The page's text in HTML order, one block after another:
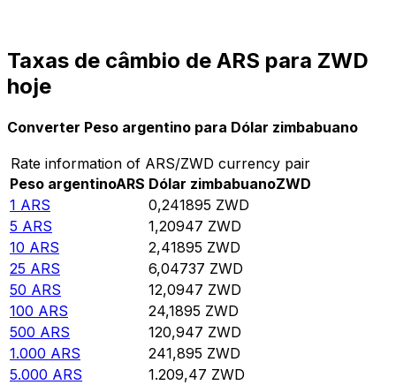
Taxas de câmbio de ARS para ZWD
hoje
Converter Peso argentino para Dólar zimbabuano
Rate information of ARS/ZWD currency pair
Peso argentinoARS Dólar zimbabuanoZWD
1 ARS 0,241895 ZWD
5 ARS 1,20947 ZWD
10 ARS 2,41895 ZWD
25 ARS 6,04737 ZWD
50 ARS 12,0947 ZWD
100 ARS 24,1895 ZWD
500 ARS 120,947 ZWD
1.000 ARS 241,895 ZWD
5.000 ARS 1.209,47 ZWD